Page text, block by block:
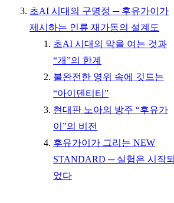
초AI 시대의 구명정 ─ 후유가이가
제시하는 인류 재가동의 설계도
초AI 시대의 막을 여는 것과
“개”의 한계
불완전한 영위 속에 깃드는
“아이덴티티”
현대판 노아의 방주 “후유가
이”의 비전
후유가이가 그리는 NEW
STANDARD ─ 실험은 시작되
었다